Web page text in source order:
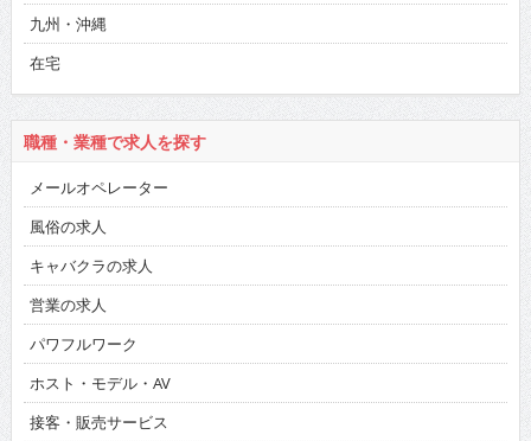
九州・沖縄
在宅
職種・業種で求人を探す
メールオペレーター
風俗の求人
キャバクラの求人
営業の求人
パワフルワーク
ホスト・モデル・AV
接客・販売サービス